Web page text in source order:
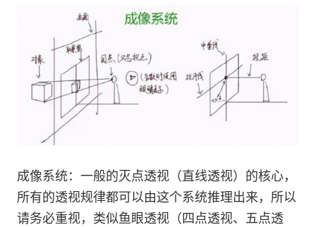
成像系统：一般的灭点透视（直线透视）的核心，
所有的透视规律都可以由这个系统推理出来，所以
请务必重视，类似鱼眼透视（四点透视、五点透